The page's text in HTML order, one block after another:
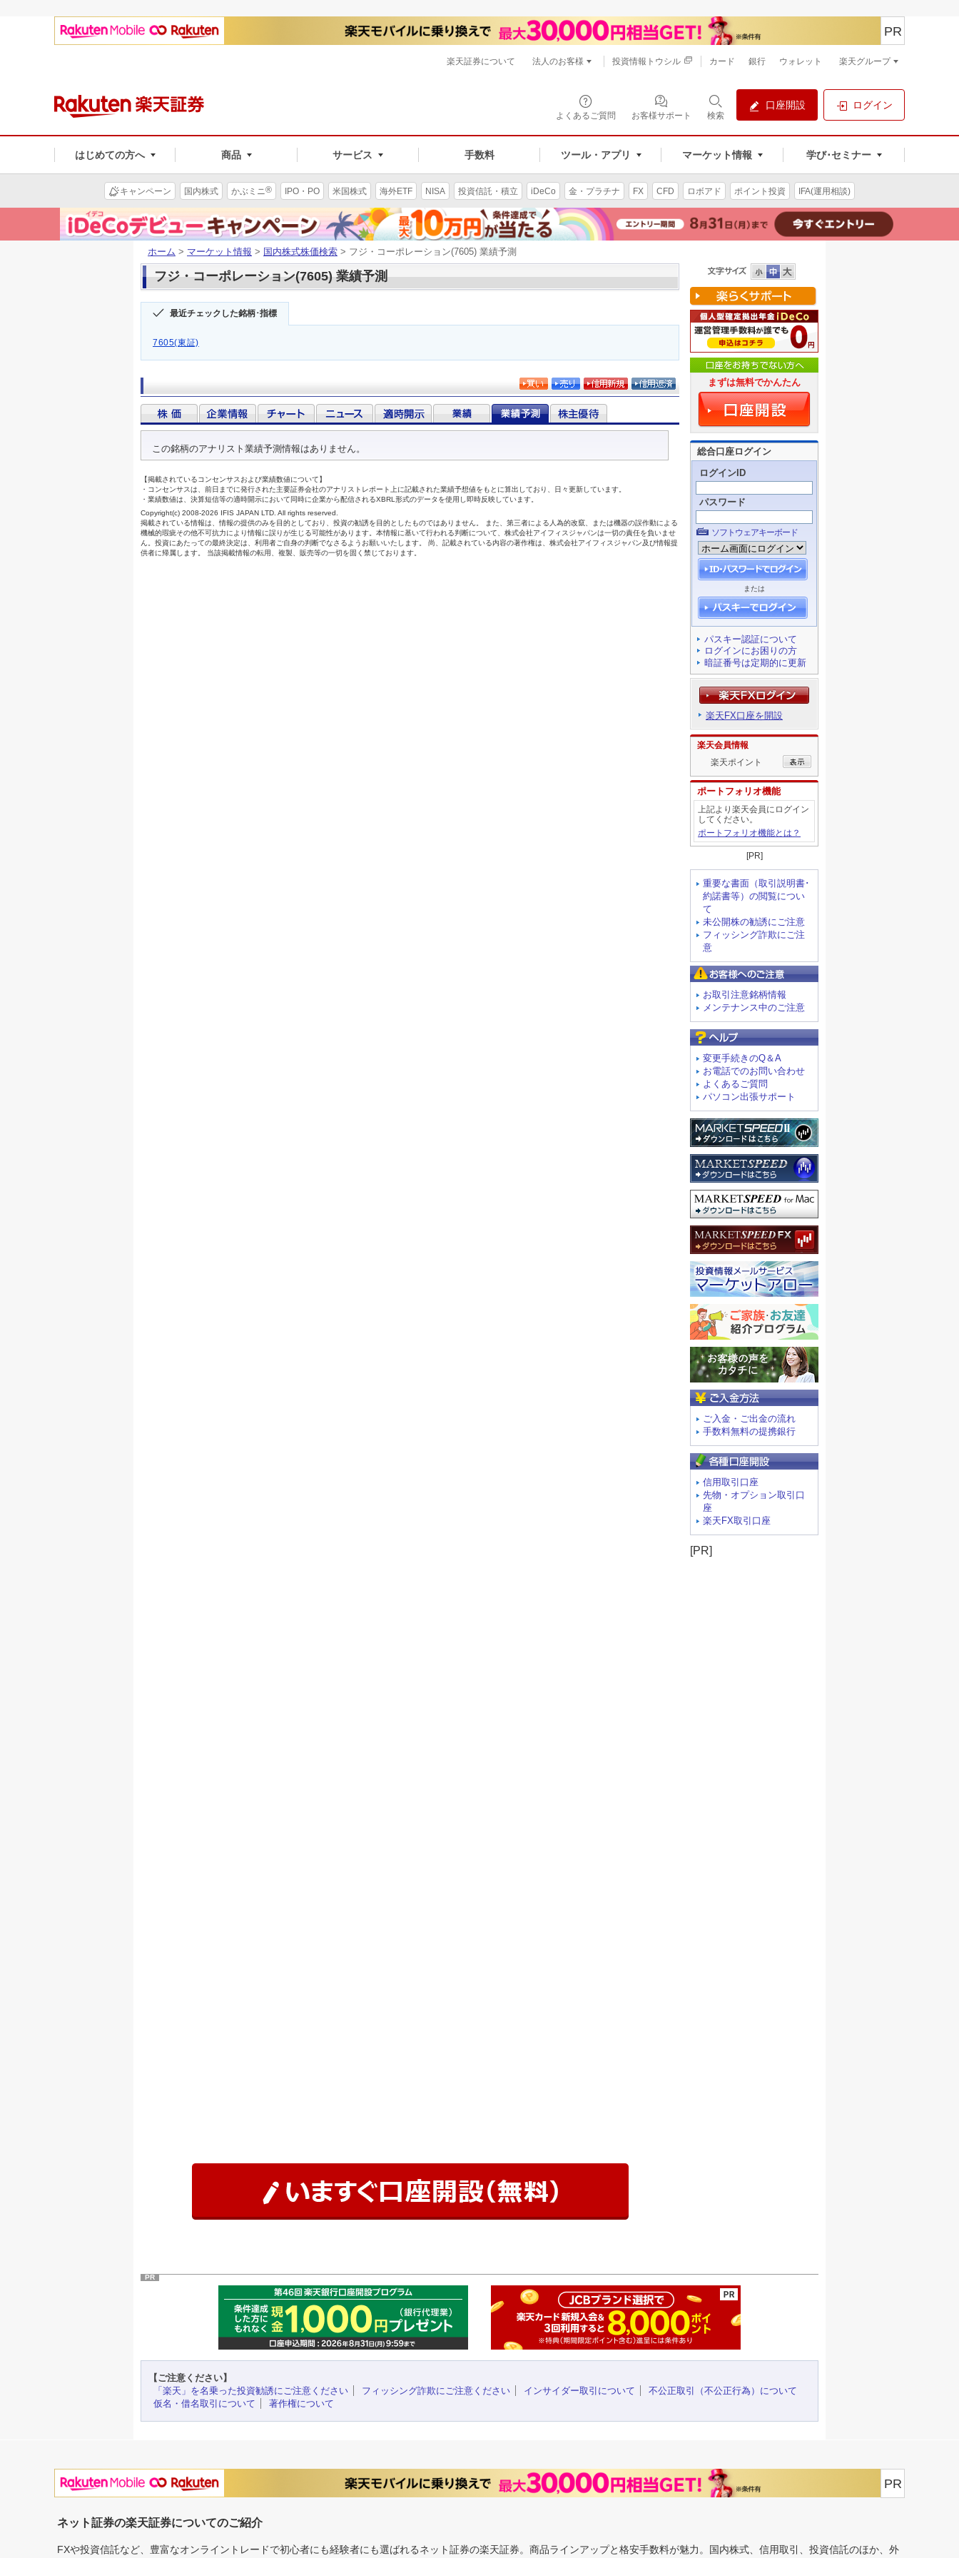
よくあるご質問 お客様サポート 検索
口座開設 ログイン
はじめての方へ 商品 サービス 手数料 ツール・アプリ マーケット情報 学び･セミナー
PR
楽天証券について 法人のお客様 投資情報トウシル カード 銀行 ウォレット 楽天グループ
キャンペーン 国内株式 かぶミニ® IPO・PO 米国株式 海外ETF NISA 投資信託・積立 iDeCo 金・プラチナ FX CFD ロボアド ポイント投資 IFA(運用相談)
ホーム > マーケット情報 > 国内株式株価検索 > フジ・コーポレーション(7605) 業績予測
フジ・コーポレーション(7605) 業績予測
最近チェックした銘柄･指標
7605(東証)
まずは無料でかんたん
総合口座ログイン
ログインID
パスワード
ソフトウェアキーボード
または
パスキー認証について
ログインにお困りの方
暗証番号は定期的に更新
楽天FX口座を開設
楽天会員情報
楽天ポイント
ポートフォリオ機能
上記より楽天会員にログイン
してください。
ポートフォリオ機能とは？
[PR]
重要な書面（取引説明書･
約諾書等）の閲覧につい
て
未公開株の勧誘にご注意
フィッシング詐欺にご注
意
お取引注意銘柄情報
メンテナンス中のご注意
変更手続きのQ＆A
お電話でのお問い合わせ
よくあるご質問
パソコン出張サポート
ご入金・ご出金の流れ
手数料無料の提携銀行
信用取引口座
先物・オプション取引口
座
楽天FX取引口座
[PR]
PR
【ご注意ください】
「楽天」を名乗った投資勧誘にご注意ください
フィッシング詐欺にご注意ください インサイダー取引について
不公正取引（不公正行為）について
仮名・借名取引について
著作権について
PR
ネット証券の楽天証券についてのご紹介
FXや投資信託など、豊富なオンライントレードで初心者にも経験者にも選ばれるネット証券の楽天証券。商品ラインアップと格安手数料が魅力。国内株式、信用取引、投資信託のほか、外